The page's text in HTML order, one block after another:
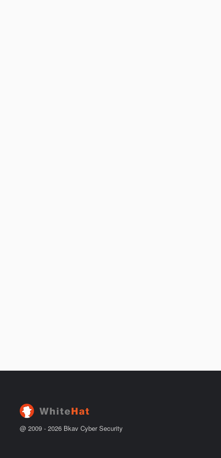
@ 2009 - 2026 Bkav Cyber Security